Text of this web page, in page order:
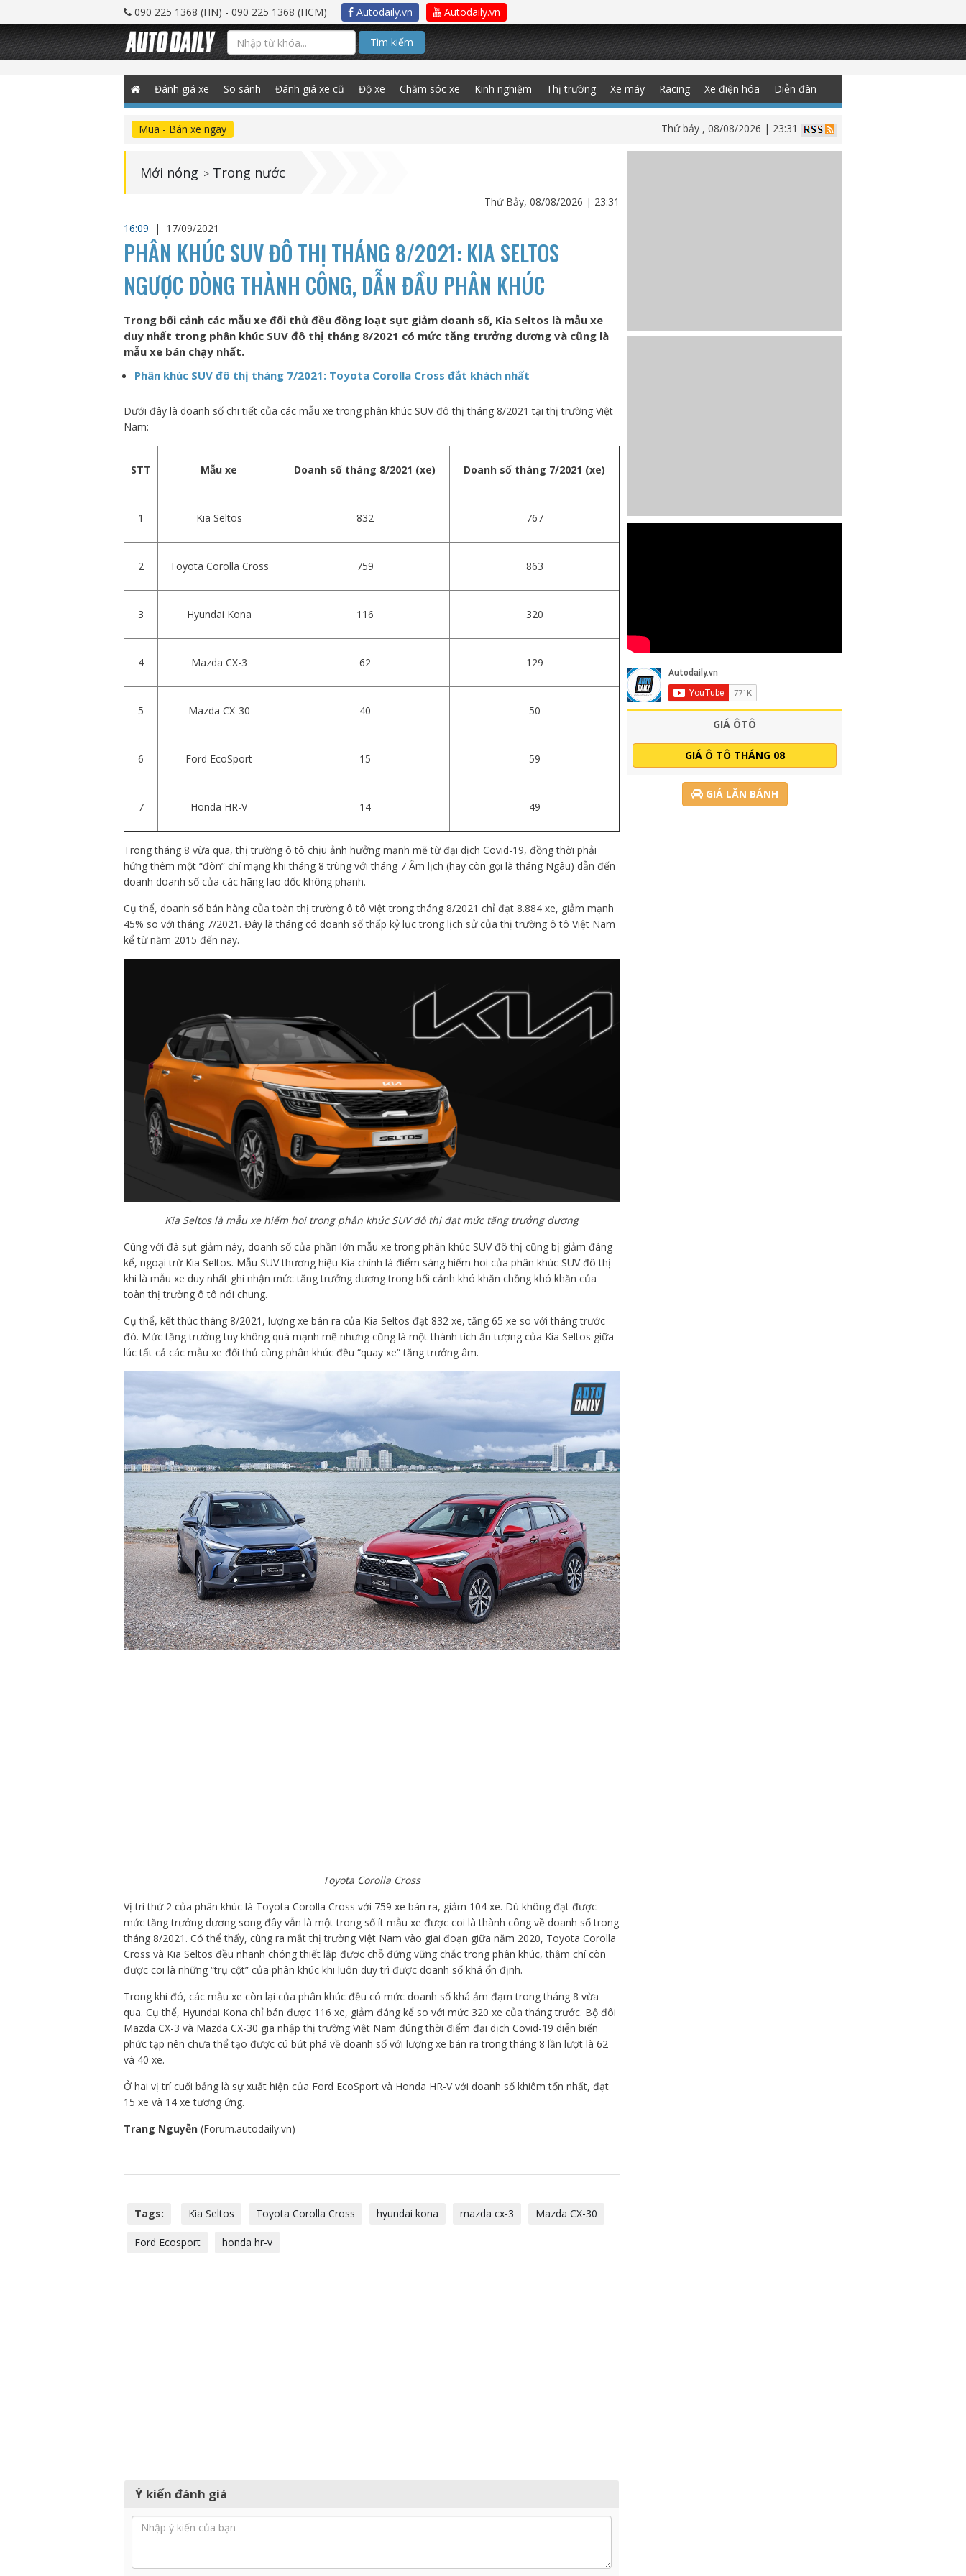
090 225 1368 (HN) - 090 225 1368 (HCM) Autodaily.vn Autodaily.vn
Tìm kiếm
Đánh giá xe So sánh Đánh giá xe cũ Độ xe Chăm sóc xe Kinh nghiệm Thị trường Xe máy Racing Xe điện hóa Diễn đàn
Mua - Bán xe ngay Thứ bảy , 08/08/2026 | 23:31
Mới nóng > Trong nước
Thứ Bảy, 08/08/2026 | 23:31
16:09
| 17/09/2021
PHÂN KHÚC SUV ĐÔ THỊ THÁNG 8/2021: KIA SELTOS
NGƯỢC DÒNG THÀNH CÔNG, DẪN ĐẦU PHÂN KHÚC
Trong bối cảnh các mẫu xe đối thủ đều đồng loạt sụt giảm doanh số, Kia Seltos là mẫu xe
duy nhất trong phân khúc SUV đô thị tháng 8/2021 có mức tăng trưởng dương và cũng là
mẫu xe bán chạy nhất.
Phân khúc SUV đô thị tháng 7/2021: Toyota Corolla Cross đắt khách nhất
Dưới đây là doanh số chi tiết của các mẫu xe trong phân khúc SUV đô thị tháng 8/2021 tại thị trường Việt
Nam:
STT Mẫu xe Doanh số tháng 8/2021 (xe) Doanh số tháng 7/2021 (xe)
1 Kia Seltos 832 767
2 Toyota Corolla Cross 759 863
3 Hyundai Kona 116 320
4 Mazda CX-3 62 129
5 Mazda CX-30 40 50
6 Ford EcoSport 15 59
7 Honda HR-V 14 49
Trong tháng 8 vừa qua, thị trường ô tô chịu ảnh hưởng mạnh mẽ từ đại dịch Covid-19, đồng thời phải
hứng thêm một “đòn” chí mạng khi tháng 8 trùng với tháng 7 Âm lịch (hay còn gọi là tháng Ngâu) dẫn đến
doanh doanh số của các hãng lao dốc không phanh.
Cụ thể, doanh số bán hàng của toàn thị trường ô tô Việt trong tháng 8/2021 chỉ đạt 8.884 xe, giảm mạnh
45% so với tháng 7/2021. Đây là tháng có doanh số thấp kỷ lục trong lịch sử của thị trường ô tô Việt Nam
kể từ năm 2015 đến nay.
Kia Seltos là mẫu xe hiếm hoi trong phân khúc SUV đô thị đạt mức tăng trưởng dương
Cùng với đà sụt giảm này, doanh số của phần lớn mẫu xe trong phân khúc SUV đô thị cũng bị giảm đáng
kể, ngoại trừ Kia Seltos. Mẫu SUV thương hiệu Kia chính là điểm sáng hiếm hoi của phân khúc SUV đô thị
khi là mẫu xe duy nhất ghi nhận mức tăng trưởng dương trong bối cảnh khó khăn chồng khó khăn của
toàn thị trường ô tô nói chung.
Cụ thể, kết thúc tháng 8/2021, lượng xe bán ra của Kia Seltos đạt 832 xe, tăng 65 xe so với tháng trước
đó. Mức tăng trưởng tuy không quá mạnh mẽ nhưng cũng là một thành tích ấn tượng của Kia Seltos giữa
lúc tất cả các mẫu xe đối thủ cùng phân khúc đều “quay xe” tăng trưởng âm.
Toyota Corolla Cross
Vị trí thứ 2 của phân khúc là Toyota Corolla Cross với 759 xe bán ra, giảm 104 xe. Dù không đạt được
mức tăng trưởng dương song đây vẫn là một trong số ít mẫu xe được coi là thành công về doanh số trong
tháng 8/2021. Có thể thấy, cùng ra mắt thị trường Việt Nam vào giai đoạn giữa năm 2020, Toyota Corolla
Cross và Kia Seltos đều nhanh chóng thiết lập được chỗ đứng vững chắc trong phân khúc, thậm chí còn
được coi là những “trụ cột” của phân khúc khi luôn duy trì được doanh số khá ổn định.
Trong khi đó, các mẫu xe còn lại của phân khúc đều có mức doanh số khá ảm đạm trong tháng 8 vừa
qua. Cụ thể, Hyundai Kona chỉ bán được 116 xe, giảm đáng kể so với mức 320 xe của tháng trước. Bộ đôi
Mazda CX-3 và Mazda CX-30 gia nhập thị trường Việt Nam đúng thời điểm đại dịch Covid-19 diễn biến
phức tạp nên chưa thể tạo được cú bứt phá về doanh số với lượng xe bán ra trong tháng 8 lần lượt là 62
và 40 xe.
Ở hai vị trí cuối bảng là sự xuất hiện của Ford EcoSport và Honda HR-V với doanh số khiêm tốn nhất, đạt
15 xe và 14 xe tương ứng.
Trang Nguyễn (Forum.autodaily.vn)
Tags: Kia Seltos Toyota Corolla Cross hyundai kona mazda cx-3 Mazda CX-30
Ford Ecosport honda hr-v
Ý kiến đánh giá
GIÁ ÔTÔ
GIÁ Ô TÔ THÁNG 08
GIÁ LĂN BÁNH